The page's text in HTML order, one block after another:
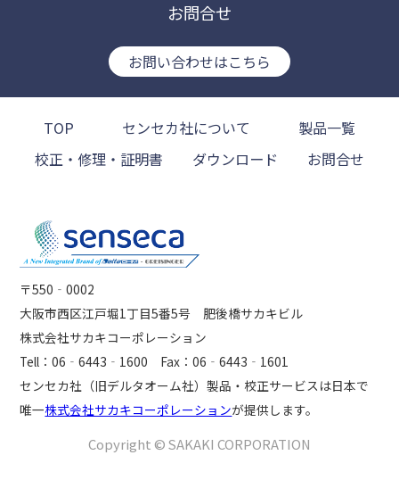
お問合せ
お問い合わせはこちら
TOP センセカ社について
製品一覧
校正・修理・証明書
ダウンロード お問合せ
〒550‐0002
大阪市西区江戸堀1丁目5番5号 肥後橋サカキビル
株式会社サカキコーポレーション
Tell：06‐6443‐1600 Fax：06‐6443‐1601
センセカ社（旧デルタオーム社）製品・校正サービスは日本で
唯一株式会社サカキコーポレーションが提供します。
Copyright © SAKAKI CORPORATION